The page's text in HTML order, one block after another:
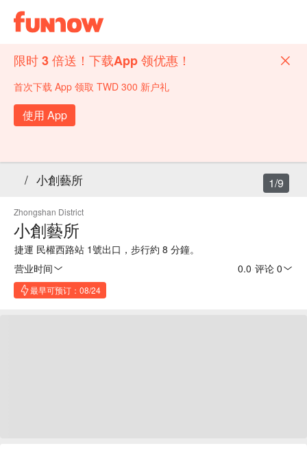
限时 3 倍送！下载App 领优惠！
首次下载 App 领取 TWD 300 新户礼
使用 App
/ 小創藝所
Zhongshan District
小創藝所
捷運 民權西路站 1號出口，步行約 8 分鐘。
营业时间
0.0 评论 0
最早可预订：08/24
1/9